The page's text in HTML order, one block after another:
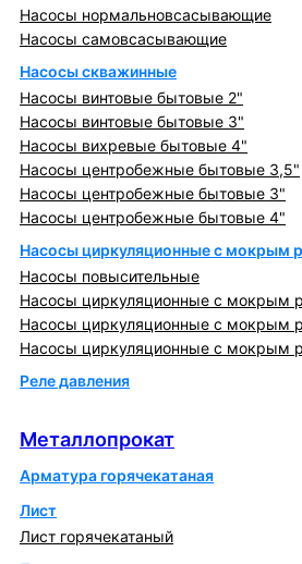
Насосы нормальновсасывающие
Насосы самовсасывающие
Насосы скважинные
Насосы винтовые бытовые 2"
Насосы винтовые бытовые 3"
Насосы вихревые бытовые 4"
Насосы центробежные бытовые 3,5"
Насосы центробежные бытовые 3"
Насосы центробежные бытовые 4"
Насосы циркуляционные с мокрым
Насосы повысительные
Насосы циркуляционные с мокрым
Насосы циркуляционные с мокрым
Насосы циркуляционные с мокрым
Реле давления
Металлопрокат
Арматура горячекатаная
Лист
Лист горячекатаный